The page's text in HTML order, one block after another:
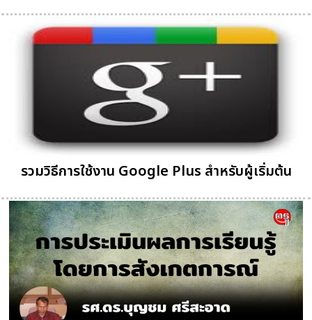
รวมวิธีการใช้งาน Google Plus สำหรับผู้เริ่มต้น